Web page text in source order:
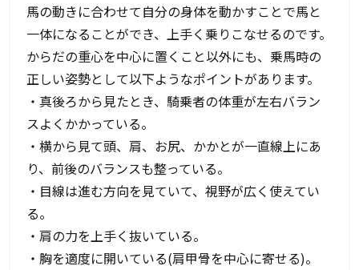
馬の動きに合わせて自分の身体を動かすことで馬と
一体になることができ、上手く乗りこなせるのです。
からだの重心を中心に置くこと以外にも、乗馬時の
正しい姿勢として以下ようなポイントがあります。
・真後ろから見たとき、騎乗者の体重が左右バラン
スよくかかっている。
・横から見て頭、肩、お尻、かかとが一直線上にあ
り、前後のバランスも整っている。
・目線は進む方向を見ていて、視野が広く使えてい
る。
・肩の力を上手く抜いている。
・胸を適度に開いている(肩甲骨を中心に寄せる)。